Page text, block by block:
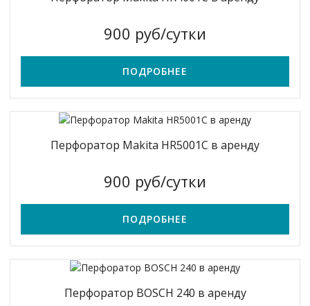
900 руб/сутки
ПОДРОБНЕЕ
Перфоратор Makita HR5001C в аренду
900 руб/сутки
ПОДРОБНЕЕ
Перфоратор BOSCH 240 в аренду